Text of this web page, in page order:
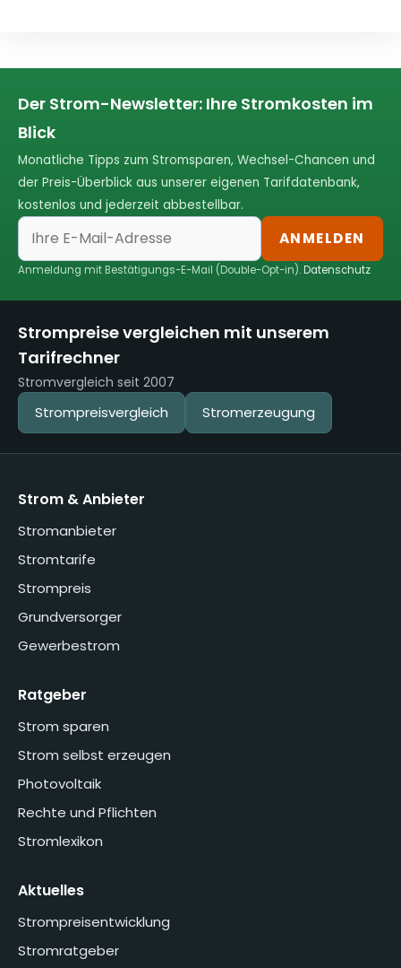
Der Strom-Newsletter: Ihre Stromkosten im
Blick
Monatliche Tipps zum Stromsparen, Wechsel-Chancen und
der Preis-Überblick aus unserer eigenen Tarifdatenbank,
kostenlos und jederzeit abbestellbar.
ANMELDEN
Anmeldung mit Bestätigungs-E-Mail (Double-Opt-in).Datenschutz
Strompreise vergleichen mit unserem
Tarifrechner
Stromvergleich seit 2007
Strompreisvergleich Stromerzeugung
Strom & Anbieter
Stromanbieter
Stromtarife
Strompreis
Grundversorger
Gewerbestrom
Ratgeber
Strom sparen
Strom selbst erzeugen
Photovoltaik
Rechte und Pflichten
Stromlexikon
Aktuelles
Strompreisentwicklung
Stromratgeber